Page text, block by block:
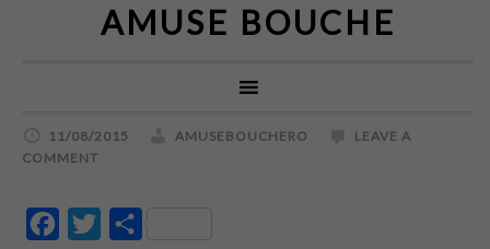
AMUSE BOUCHE
11/08/2015 AMUSEBOUCHERO
LEAVE A
COMMENT
FacebookTwitter